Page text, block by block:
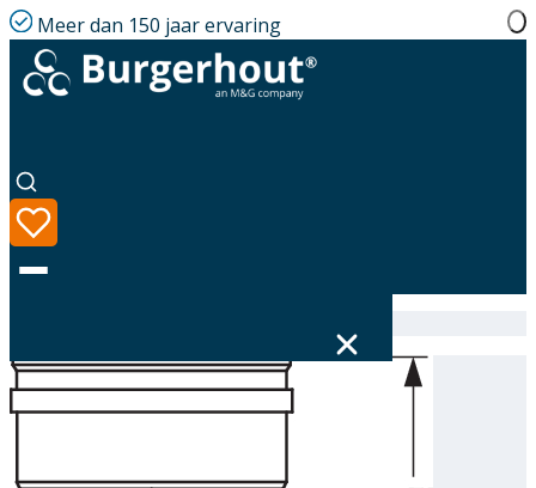
Meer dan 150 jaar ervaring
Taal